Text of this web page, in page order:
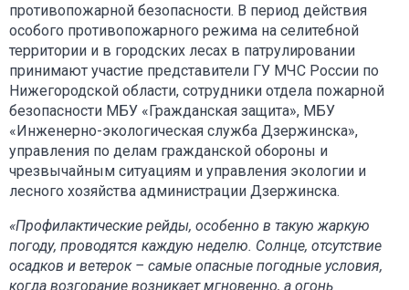
противопожарной безопасности. В период действия
особого противопожарного режима на селитебной
территории и в городских лесах в патрулировании
принимают участие представители ГУ МЧС России по
Нижегородской области, сотрудники отдела пожарной
безопасности МБУ «Гражданская защита», МБУ
«Инженерно-экологическая служба Дзержинска»,
управления по делам гражданской обороны и
чрезвычайным ситуациям и управления экологии и
лесного хозяйства администрации Дзержинска.
«Профилактические рейды, особенно в такую жаркую
погоду, проводятся каждую неделю. Солнце, отсутствие
осадков и ветерок – самые опасные погодные условия,
когда возгорание возникает мгновенно, а огонь